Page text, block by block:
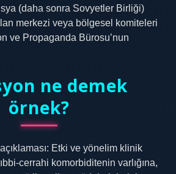
(daha sonra Sovyetler Birliği)
merkezi veya bölgesel komiteleri
ve Propaganda Bürosu’nun
ne demek
örnek?
Etki ve yönelim klinik
cerrahi komorbiditenin varlığına,